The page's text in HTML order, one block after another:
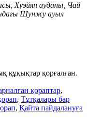
Хуэйян ауданы, Чай
Шунжу ауыл
құқықтар қорғалған.
қораптар,
, Тұтқалары бар
, Қайта пайдалануға